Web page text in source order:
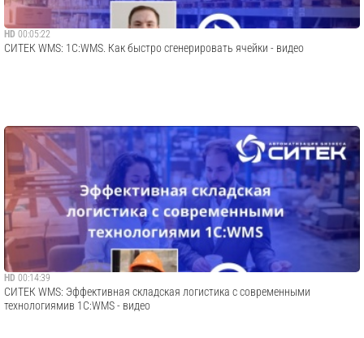
HD 00:05:22
СИТЕК WMS: 1С:WMS. Как быстро сгенерировать ячейки - видео
HD 00:14:39
СИТЕК WMS: Эффективная складская логистика с современными
технологиямив 1C:WMS - видео